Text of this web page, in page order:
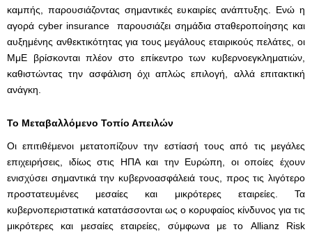
καμπής, παρουσιάζοντας σημαντικές ευκαιρίες ανάπτυξης. Ενώ η
αγορά cyber insurance παρουσιάζει σημάδια σταθεροποίησης και
αυξημένης ανθεκτικότητας για τους μεγάλους εταιρικούς πελάτες, οι
ΜμΕ βρίσκονται πλέον στο επίκεντρο των κυβερνοεγκληματιών,
καθιστώντας την ασφάλιση όχι απλώς επιλογή, αλλά επιτακτική
ανάγκη.
Το Μεταβαλλόμενο Τοπίο Απειλών
Οι επιτιθέμενοι μετατοπίζουν την εστίασή τους από τις μεγάλες
επιχειρήσεις, ιδίως στις ΗΠΑ και την Ευρώπη, οι οποίες έχουν
ενισχύσει σημαντικά την κυβερνοασφάλειά τους, προς τις λιγότερο
προστατευμένες μεσαίες και μικρότερες εταιρείες. Τα
κυβερνοπεριστατικά κατατάσσονται ως ο κορυφαίος κίνδυνος για τις
μικρότερες και μεσαίες εταιρείες, σύμφωνα με το Allianz Risk